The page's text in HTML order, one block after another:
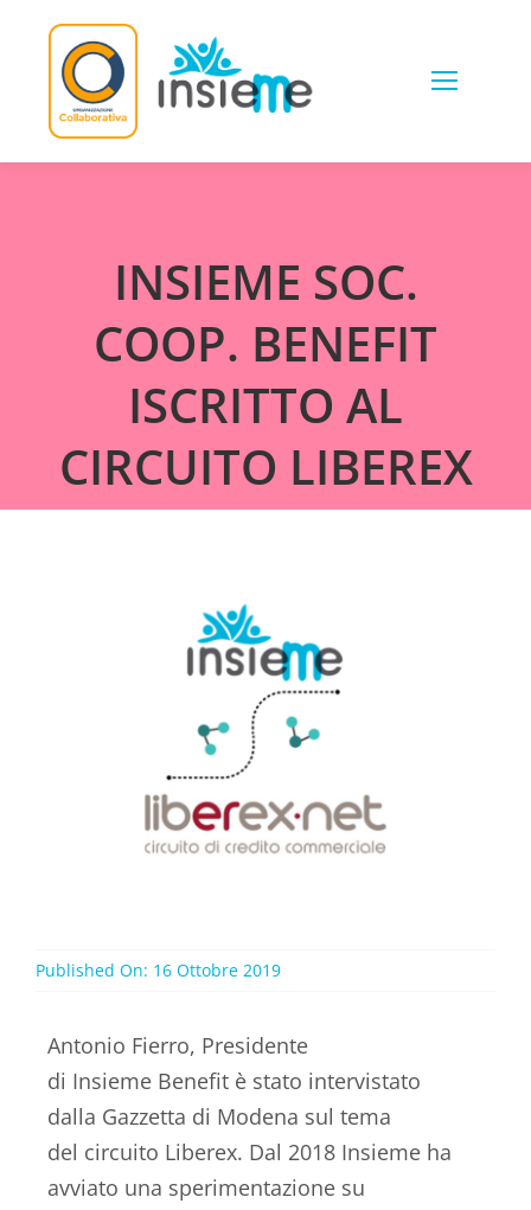
content
INSIEME SOC.
COOP. BENEFIT
ISCRITTO AL
CIRCUITO LIBEREX
Published On: 16 Ottobre 2019
Antonio Fierro, Presidente
di Insieme Benefit è stato intervistato
dalla Gazzetta di Modena sul tema
del circuito Liberex. Dal 2018 Insieme ha
avviato una sperimentazione su